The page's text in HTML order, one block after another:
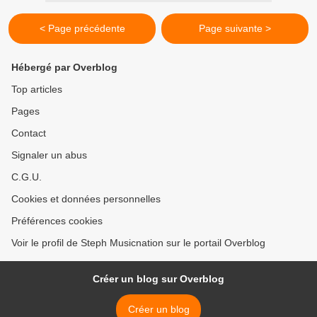
< Page précédente Page suivante >
Hébergé par Overblog
Top articles
Pages
Contact
Signaler un abus
C.G.U.
Cookies et données personnelles
Préférences cookies
Voir le profil de Steph Musicnation sur le portail Overblog
Créer un blog sur Overblog
Créer un blog